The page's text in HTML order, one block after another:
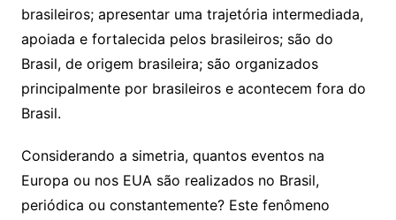
brasileiros; apresentar uma trajetória intermediada,
apoiada e fortalecida pelos brasileiros; são do
Brasil, de origem brasileira; são organizados
principalmente por brasileiros e acontecem fora do
Brasil.
Considerando a simetria, quantos eventos na
Europa ou nos EUA são realizados no Brasil,
periódica ou constantemente? Este fenômeno